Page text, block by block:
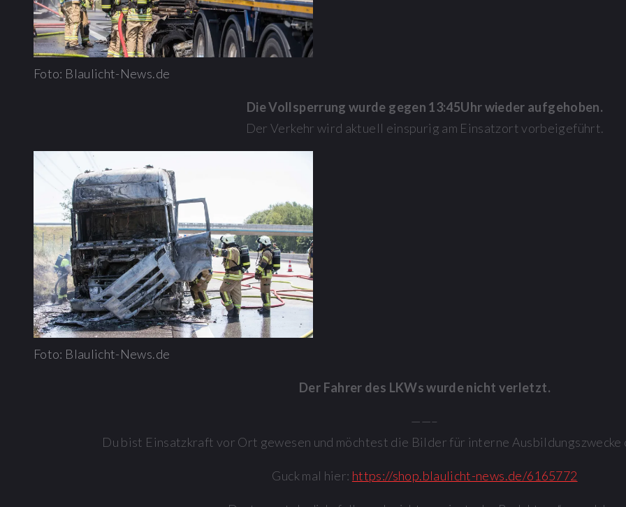
Foto: Blaulicht-News.de
Die Vollsperrung wurde gegen 13:45Uhr wieder aufgehoben.
Der Verkehr wird aktuell einspurig am Einsatzort vorbeigeführt.
Foto: Blaulicht-News.de
Der Fahrer des LKWs wurde nicht verletzt.
——–
Du bist Einsatzkraft vor Ort gewesen und möchtest die Bilder für interne Ausbildungszwecke
Guck mal hier: https://shop.blaulicht-news.de/6165772